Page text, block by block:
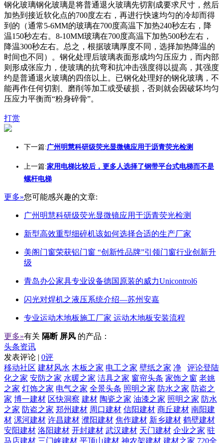
钢化玻璃钢化玻璃是将普通退火玻璃先切割成要求尺寸，然后
加热到接近软化点的700度左右，再进行快速均匀的冷却而得
到的（通常5-6MM的玻璃在700度高温下加热240秒左右，降
温150秒左右。8-10MM玻璃在700度高温下加热500秒左右，
降温300秒左右。总之，根据玻璃厚度不同，选择加热降温的
时间也不同）。钢化处理后玻璃表面形成均匀压应力，而内部
则形成张应力，使玻璃的抗弯和抗冲击强度得以提高，其强度
约是普通退火玻璃的四倍以上。已钢化处理好的钢化玻璃，不
能再作任何切割、磨削等加工或受破损，否则就会因破坏均匀
压应力平衡而“粉身碎骨”。
打赏
下一篇:广州明慧科研级荧光显微镜应用于沥青荧光检测
上一篇:家用电梯比较后，更多人选择了钢带平台式电梯而不是
螺杆电梯
更多»您可能感兴趣的文章:
广州明慧科研级荧光显微镜应用于沥青荧光检测
新型高效重型细碎机该如何选择合适的生产厂家
美阁门窗荣获铝门窗 “创新性品牌”引领门窗行业创新升
级
青岛办公家具专业设备德国原装的威力Unicontrol6
闪光对焊机之液压系统介绍—苏州安嘉
专业运动木地板施工厂家 运动木地板安装流程
更多»有关 隔断 屏风 的产品：
头条资讯
发表评论 | 0评
评论登陆
移动社区 建材风水 木板之家 电工之家 壁纸之家 净
化之家 安防之家 水暖之家 洁具之家 窗帘头条 家饰之窗 老姚
之家 灯饰之家 电气之家 全景头条 照明之家 防水之家 防盗之
家 博一建材 区快洞察 建材 陶瓷之家 油漆之家 照明之家 防水
之家 防盗之家 郑州建材 周口建材 信阳建材 商丘建材 南阳建
材 漯河建材 许昌建材 濮阳建材 焦作建材 新乡建材 鹤壁建材
安阳建材 洛阳建材 开封建材 武汉建材 天门建材 企业之家 驻
马店建材 三门峡建材 平顶山建材 神农架建材 建材之家 720全